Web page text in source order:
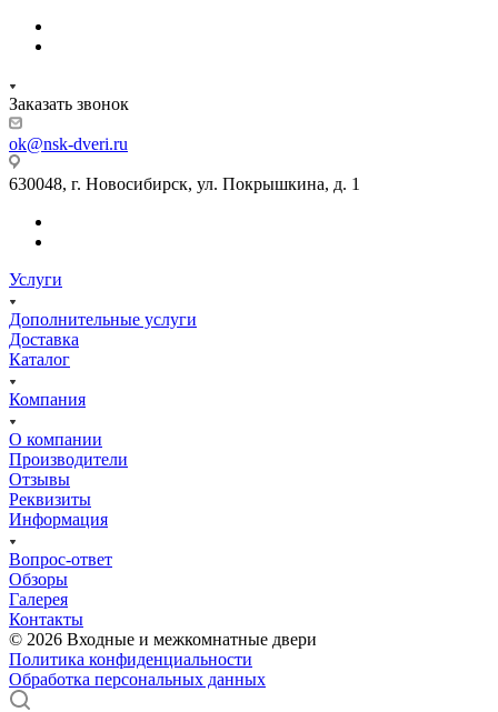
Заказать звонок
ok@nsk-dveri.ru
630048, г. Новосибирск, ул. Покрышкина, д. 1
Услуги
Дополнительные услуги
Доставка
Каталог
Компания
О компании
Производители
Отзывы
Реквизиты
Информация
Вопрос-ответ
Обзоры
Галерея
Контакты
© 2026 Входные и межкомнатные двери
Политика конфиденциальности
Обработка персональных данных